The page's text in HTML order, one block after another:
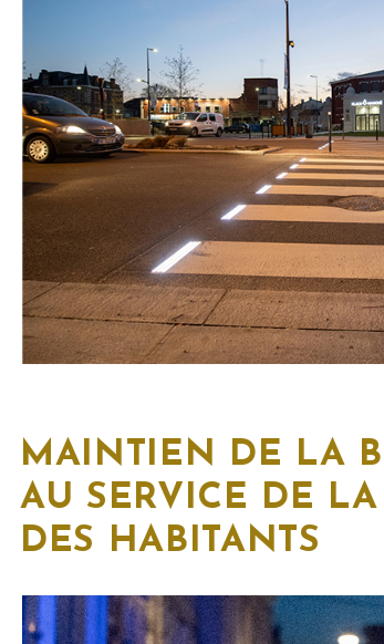
MAINTIEN DE LA
AU SERVICE DE
DES HABITANTS